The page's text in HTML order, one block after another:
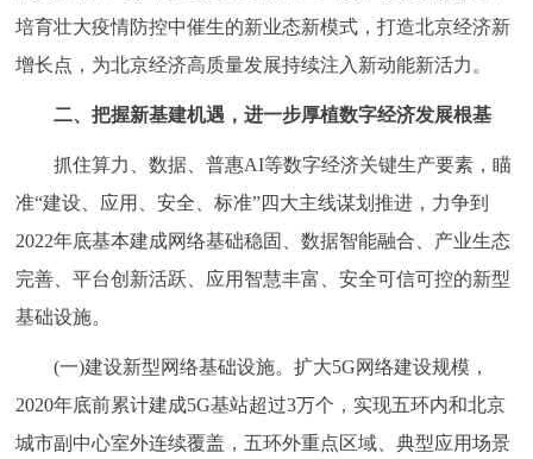
ITALIANO
回到顶部
培育壮大疫情防控中催生的新业态新模式，打造北京经济新
增长点，为北京经济高质量发展持续注入新动能新活力。
二、把握新基建机遇，进一步厚植数字经济发展根基
抓住算力、数据、普惠AI等数字经济关键生产要素，瞄
准“建设、应用、安全、标准”四大主线谋划推进，力争到
2022年底基本建成网络基础稳固、数据智能融合、产业生态
完善、平台创新活跃、应用智慧丰富、安全可信可控的新型
基础设施。
(一)建设新型网络基础设施。扩大5G网络建设规模，
2020年底前累计建成5G基站超过3万个，实现五环内和北京
城市副中心室外连续覆盖，五环外重点区域、典型应用场景